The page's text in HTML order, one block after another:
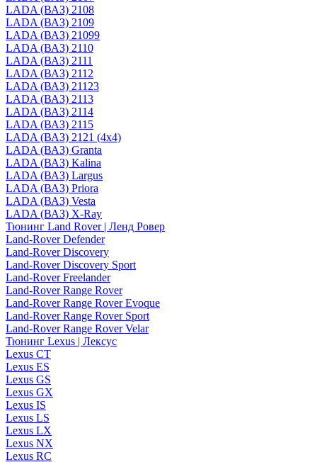
LADA (ВАЗ) 2108
LADA (ВАЗ) 2109
LADA (ВАЗ) 21099
LADA (ВАЗ) 2110
LADA (ВАЗ) 2111
LADA (ВАЗ) 2112
LADA (ВАЗ) 21123
LADA (ВАЗ) 2113
LADA (ВАЗ) 2114
LADA (ВАЗ) 2115
LADA (ВАЗ) 2121 (4x4)
LADA (ВАЗ) Granta
LADA (ВАЗ) Kalina
LADA (ВАЗ) Largus
LADA (ВАЗ) Priora
LADA (ВАЗ) Vesta
LADA (ВАЗ) X-Ray
Тюнинг Land Rover | Ленд Ровер
Land-Rover Defender
Land-Rover Discovery
Land-Rover Discovery Sport
Land-Rover Freelander
Land-Rover Range Rover
Land-Rover Range Rover Evoque
Land-Rover Range Rover Sport
Land-Rover Range Rover Velar
Тюнинг Lexus | Лексус
Lexus CT
Lexus ES
Lexus GS
Lexus GX
Lexus IS
Lexus LS
Lexus LX
Lexus NX
Lexus RC